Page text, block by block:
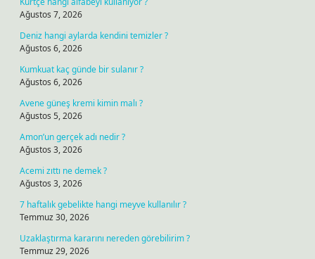
Ağustos 7, 2026
Deniz hangi aylarda kendini temizler ?
Ağustos 6, 2026
Kumkuat kaç günde bir sulanır ?
Ağustos 6, 2026
Avene güneş kremi kimin malı ?
Ağustos 5, 2026
Amon’un gerçek adı nedir ?
Ağustos 3, 2026
Acemi zıttı ne demek ?
Ağustos 3, 2026
7 haftalık gebelikte hangi meyve kullanılır ?
Temmuz 30, 2026
Uzaklaştırma kararını nereden görebilirim ?
Temmuz 29, 2026